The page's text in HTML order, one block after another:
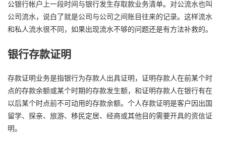
公银行帐户上一段时间与银行发生存取款业务清单。对公流水也叫
公司流水，说白了就是公司与公司之间账目往来的记录。这样流水
和私人流水很不同，如果出现流水不够的问题还是有方法补救的。
银行存款证明
存款证明业务是指银行为存款人出具证明，证明存款人在前某个时
点的存款余额或某个时期的存款发生额，和证明存款人在银行有在
以后某个时点前不可动用的存款余额。个人存款证明是客户因出国
留学、探亲、旅游、移民定居、经商或其他目的需要开具的资信证
明。